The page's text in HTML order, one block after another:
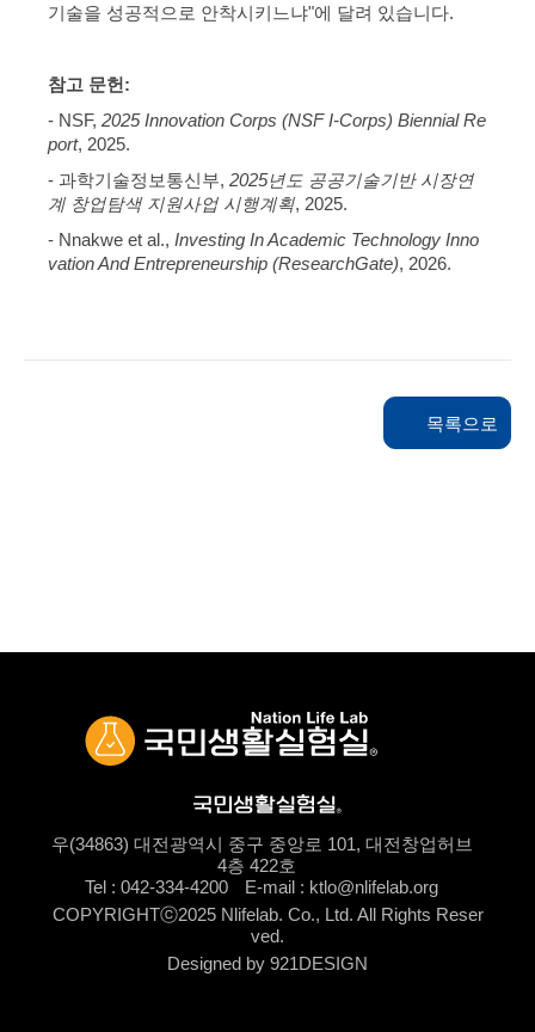
기술을 성공적으로 안착시키느냐"에 달려 있습니다.
참고 문헌:
- NSF, 2025 Innovation Corps (NSF I-Corps) Biennial Re
port, 2025.
- 과학기술정보통신부, 2025년도 공공기술기반 시장연
계 창업탐색 지원사업 시행계획, 2025.
- Nnakwe et al., Investing In Academic Technology Inno
vation And Entrepreneurship (ResearchGate), 2026.
목록으로
우(34863) 대전광역시 중구 중앙로 101, 대전창업허브
4층 422호
Tel : 042-334-4200
E-mail : ktlo@nlifelab.org
COPYRIGHTⓒ2025 Nlifelab. Co., Ltd. All Rights Reser
ved.
Designed by 921DESIGN